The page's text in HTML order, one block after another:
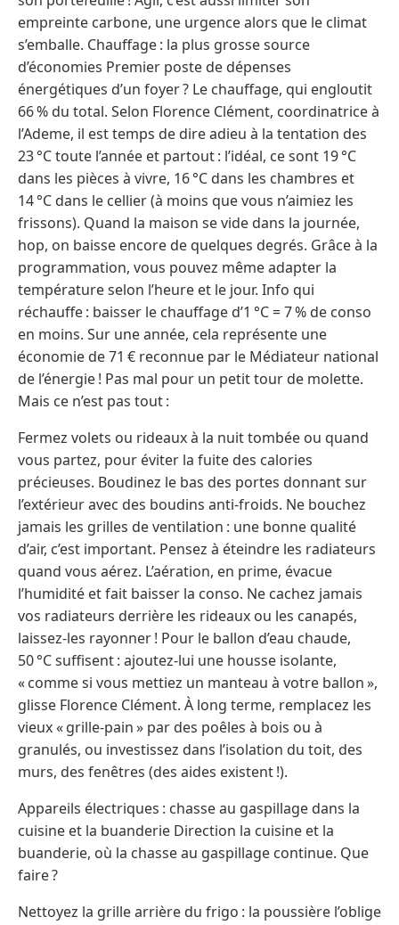
empreinte carbone, une urgence alors que le climat
s’emballe. Chauffage : la plus grosse source
d’économies Premier poste de dépenses
énergétiques d’un foyer ? Le chauffage, qui engloutit
66 % du total. Selon Florence Clément, coordinatrice à
l’Ademe, il est temps de dire adieu à la tentation des
23 °C toute l’année et partout : l’idéal, ce sont 19 °C
dans les pièces à vivre, 16 °C dans les chambres et
14 °C dans le cellier (à moins que vous n’aimiez les
frissons). Quand la maison se vide dans la journée,
hop, on baisse encore de quelques degrés. Grâce à la
programmation, vous pouvez même adapter la
température selon l’heure et le jour. Info qui
réchauffe : baisser le chauffage d’1 °C = 7 % de conso
en moins. Sur une année, cela représente une
économie de 71 € reconnue par le Médiateur national
de l’énergie ! Pas mal pour un petit tour de molette.
Mais ce n’est pas tout :
Fermez volets ou rideaux à la nuit tombée ou quand
vous partez, pour éviter la fuite des calories
précieuses. Boudinez le bas des portes donnant sur
l’extérieur avec des boudins anti-froids. Ne bouchez
jamais les grilles de ventilation : une bonne qualité
d’air, c’est important. Pensez à éteindre les radiateurs
quand vous aérez. L’aération, en prime, évacue
l’humidité et fait baisser la conso. Ne cachez jamais
vos radiateurs derrière les rideaux ou les canapés,
laissez-les rayonner ! Pour le ballon d’eau chaude,
50 °C suffisent : ajoutez-lui une housse isolante,
« comme si vous mettiez un manteau à votre ballon »,
glisse Florence Clément. À long terme, remplacez les
vieux « grille-pain » par des poêles à bois ou à
granulés, ou investissez dans l’isolation du toit, des
murs, des fenêtres (des aides existent !).
Appareils électriques : chasse au gaspillage dans la
cuisine et la buanderie Direction la cuisine et la
buanderie, où la chasse au gaspillage continue. Que
faire ?
Nettoyez la grille arrière du frigo : la poussière l’oblige